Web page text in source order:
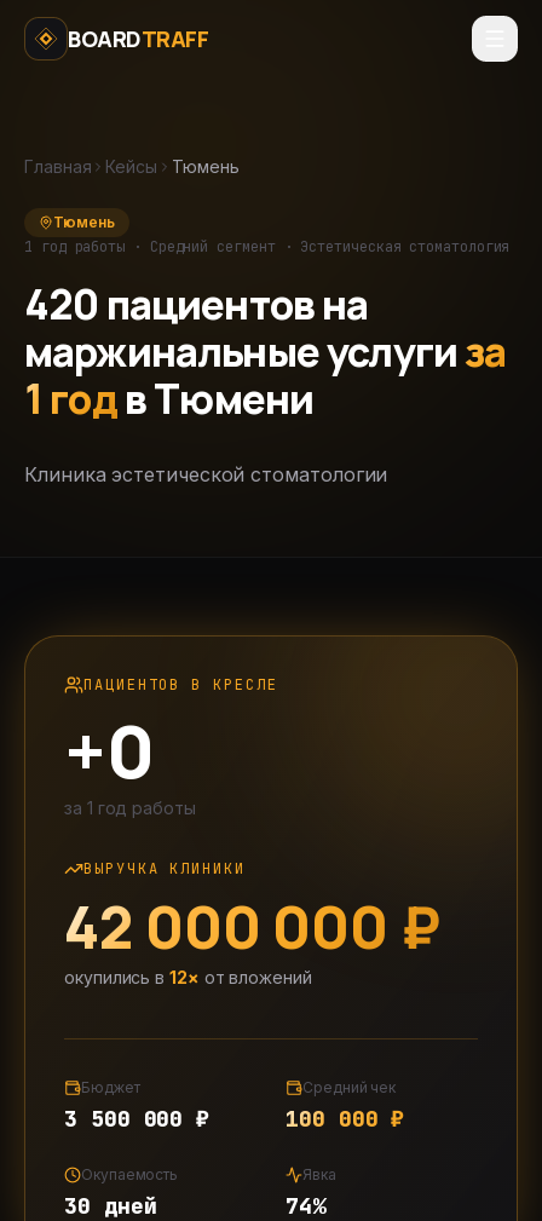
Перейти к содержимому
BOARDTRAFF
Главная Кейсы Тюмень
Тюмень
1 годработы · Средний сегмент · Эстетическая стоматология
420 пациентов на
маржинальные услугиза
1 годвТюмени
Клиника эстетической стоматологии
ПАЦИЕНТОВ В КРЕСЛЕ
+0
за 1 год работы
ВЫРУЧКА КЛИНИКИ
42 000 000 ₽
окупились в 12× от вложений
Бюджет
3 500 000 ₽
Средний чек
100 000 ₽
Окупаемость
30 дней
Явка
74%